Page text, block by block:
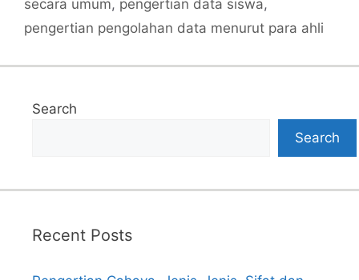
secara umum, pengertian data siswa,
pengertian pengolahan data menurut para ahli
Search
Search
Recent Posts